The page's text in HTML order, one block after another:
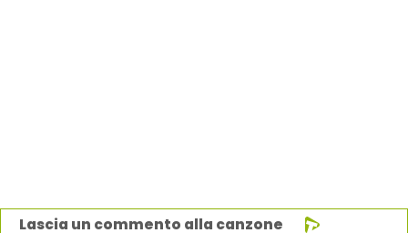
Lascia un commento alla canzone